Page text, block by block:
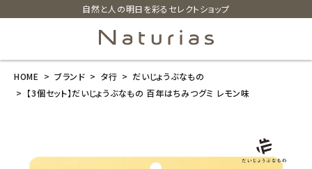
自然と人の明日を彩るセレクトショップ
search
HOME ブランド タ行
だいじょうぶなもの
【3個セット】だいじょうぶなもの 百年はちみつグミ レモン味